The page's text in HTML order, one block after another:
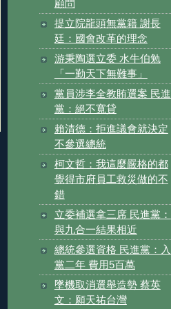
顧問
提立院龍頭無黨籍 謝長
廷：國會改革的理念
游秉陶選立委 水牛伯勉
「一勤天下無難事」
黨員涉李全教賄選案 民進
黨：絕不寬貸
賴清德：拒進議會就決定
不參選總統
柯文哲：我這麼嚴格的都
覺得市府員工救災做的不
錯
立委補選拿三席 民進黨：
與九合一結果相近
總統參選資格 民進黨：入
黨二年 費用5百萬
墜機取消選舉造勢 蔡英
文：願天祐台灣